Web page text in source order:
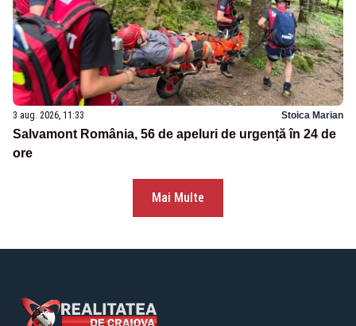
3 aug. 2026, 11:33 Stoica Marian
Salvamont România, 56 de apeluri de urgență în 24 de
ore
Mai Multe